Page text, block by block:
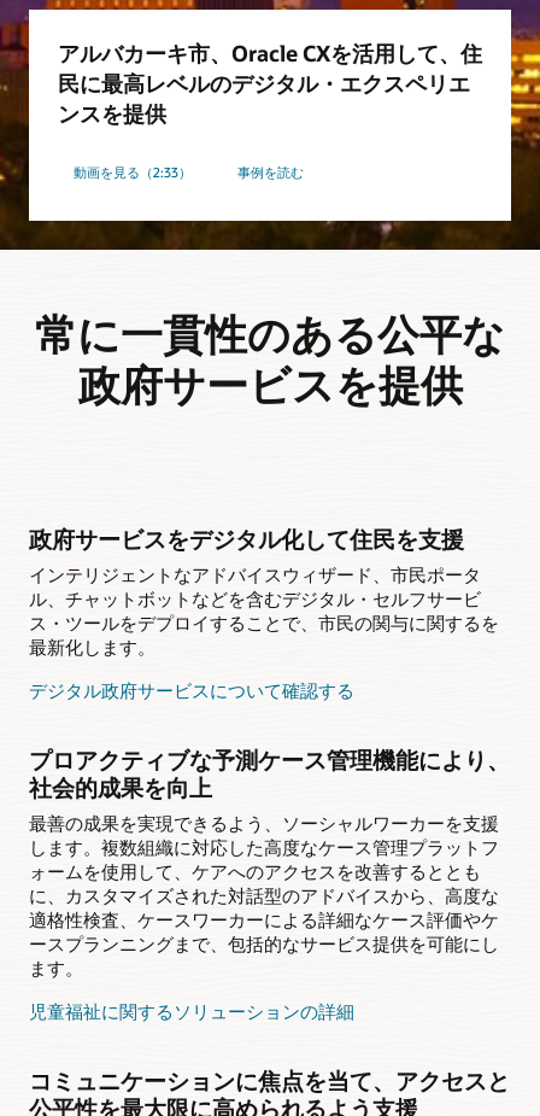
アルバカーキ市、Oracle CXを活用して、住
民に最高レベルのデジタル・エクスペリエ
ンスを提供
動画を見る（2:33） 事例を読む
常に一貫性のある公平な
政府サービスを提供
政府サービスをデジタル化して住民を支援
インテリジェントなアドバイスウィザード、市民ポータ
ル、チャットボットなどを含むデジタル・セルフサービ
ス・ツールをデプロイすることで、市民の関与に関するを
最新化します。
デジタル政府サービスについて確認する
プロアクティブな予測ケース管理機能により、
社会的成果を向上
最善の成果を実現できるよう、ソーシャルワーカーを支援
します。複数組織に対応した高度なケース管理プラットフ
ォームを使用して、ケアへのアクセスを改善するととも
に、カスタマイズされた対話型のアドバイスから、高度な
適格性検査、ケースワーカーによる詳細なケース評価やケ
ースプランニングまで、包括的なサービス提供を可能にし
ます。
児童福祉に関するソリューションの詳細
コミュニケーションに焦点を当て、アクセスと
公平性を最大限に高められるよう支援